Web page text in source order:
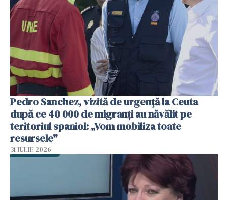
Pedro Sanchez, vizită de urgență la Ceuta
după ce 40 000 de migranți au năvălit pe
teritoriul spaniol: „Vom mobiliza toate
resursele"
31 IULIE 2026